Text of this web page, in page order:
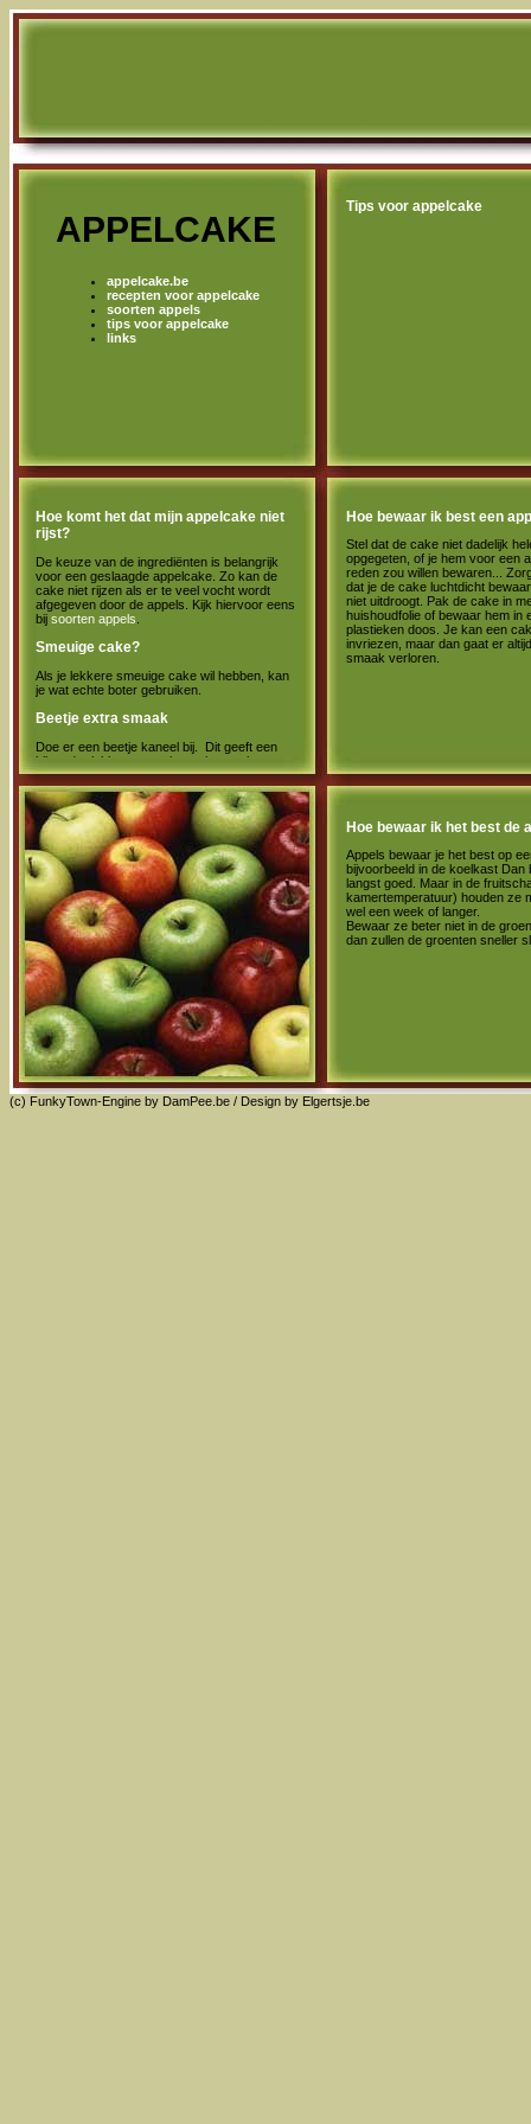
APPELCAKE
appelcake.be
recepten voor appelcake
soorten appels
tips voor appelcake
links
Tips voor appelcake
Hoe komt het dat mijn appelcake niet
rijst?
De keuze van de ingrediënten is belangrijk
voor een geslaagde appelcake. Zo kan de
cake niet rijzen als er te veel vocht wordt
afgegeven door de appels. Kijk hiervoor eens
bij soorten appels
Smeuige cake?
Als je lekkere smeuige cake wil hebben, kan
je wat echte boter gebruiken.
Beetje extra smaak
Doe er een beetje kaneel bij. Dit geeft een
bijzonder lekkere smaak aan je appeltaart.
Hoe bewaar ik best een
Stel dat de cake niet dadelijk
opgegeten, of je hem voor een
reden zou willen bewaren...
dat je de cake luchtdicht
niet uitdroogt. Pak de cake in
huishoudfolie of bewaar hem in
plastieken doos. Je kan een
invriezen, maar dan gaat er
smaak verloren.
Hoe bewaar ik het best de
Appels bewaar je het best op
bijvoorbeeld in de koelkast Dan
langst goed. Maar in de
kamertemperatuur) houden ze
wel een week of langer.
Bewaar ze beter niet in de
dan zullen de groenten sneller
(c) FunkyTown-Engine by DamPee.be / Design by Elgertsje.be